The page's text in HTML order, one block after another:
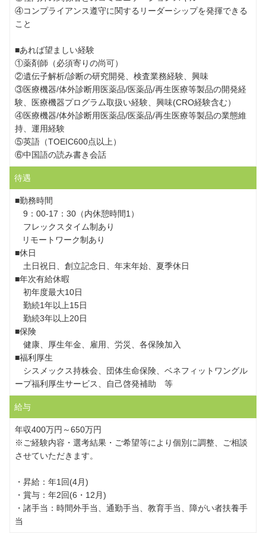
④コンプライアンス遵守に関するリーダーシップを発揮できる
こと
■あれば望ましい経験
①薬剤師（必須寄りの尚可）
②遺伝子解析/診断の研究開発、検査業務経験、興味
③医療機器/体外診断用医薬品/医薬品/再生医療等製品の開発経
験、医療機器プログラム取扱い経験、興味(CRO経験含む）
④医療機器/体外診断用医薬品/医薬品/再生医療等製品の業態維
持、運用経験
⑤英語（TOEIC600点以上）
⑥中国語の読み書き会話
待遇
■勤務時間
9：00-17：30（内休憩時間1）
フレックスタイム制あり
リモートワーク制あり
■休日
土日祝日、創立記念日、年末年始、夏季休日
■年次有給休暇
初年度最大10日
勤続1年以上15日
勤続3年以上20日
■保険
健康、厚生年金、雇用、労災、各保険加入
■福利厚生
シスメックス持株会、団体生命保険、ベネフィットワングル
ープ福利厚生サービス、自己啓発補助 等
給与
年収400万円～650万円
※ご経験内容・選考結果・ご希望等により個別に調整、ご相談
させていただきます。
・昇給：年1回(4月)
・賞与：年2回(6・12月)
・諸手当：時間外手当、通勤手当、教育手当、障がい者扶養手
当